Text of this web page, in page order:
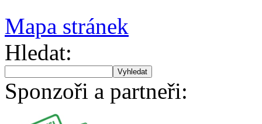
Mapa stránek
Hledat:
Sponzoři a partneři: